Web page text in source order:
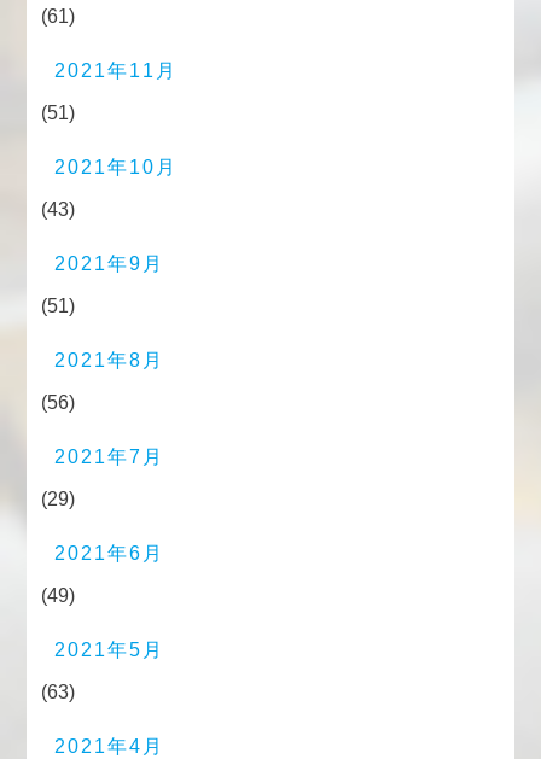
(61)
2021年11月
(51)
2021年10月
(43)
2021年9月
(51)
2021年8月
(56)
2021年7月
(29)
2021年6月
(49)
2021年5月
(63)
2021年4月